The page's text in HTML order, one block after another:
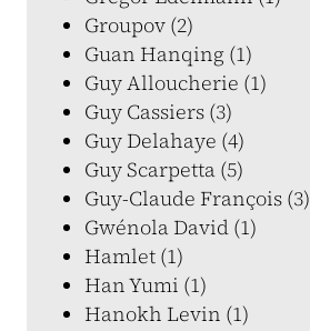
Groupov (2)
Guan Hanqing (1)
Guy Alloucherie (1)
Guy Cassiers (3)
Guy Delahaye (4)
Guy Scarpetta (5)
Guy-Claude François (3)
Gwénola David (1)
Hamlet (1)
Han Yumi (1)
Hanokh Levin (1)